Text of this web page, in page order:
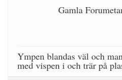
Gamla
Ympen blandas väl och
med vispen i och trär på